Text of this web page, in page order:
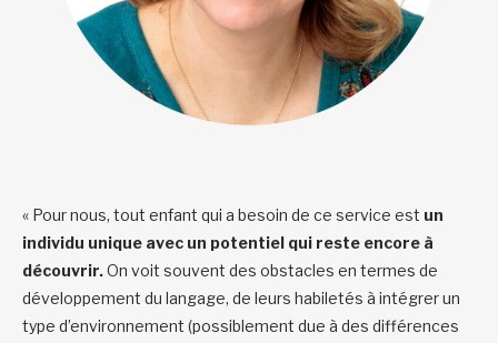
« Pour nous, tout enfant qui a besoin de ce service est un
individu unique avec un potentiel qui reste encore à
découvrir.On voit souvent des obstacles en termes de
développement du langage, de leurs habiletés à intégrer un
type d’environnement (possiblement due à des différences